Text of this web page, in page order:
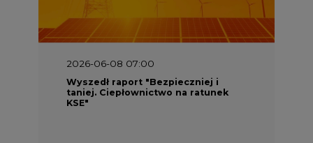
2026-06-08 07:00
Wyszedł raport "Bezpieczniej i
taniej. Ciepłownictwo na ratunek
KSE"